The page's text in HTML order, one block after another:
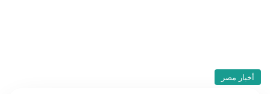
أخبار مصر